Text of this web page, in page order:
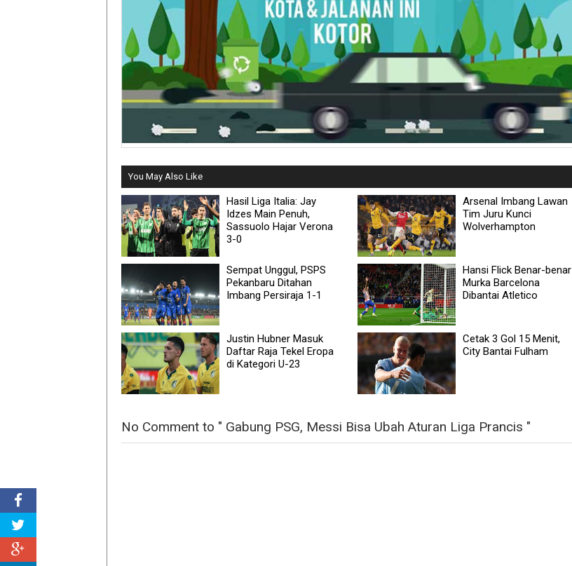
You May Also Like
Hasil Liga Italia: Jay
Idzes Main Penuh,
Sassuolo Hajar Verona
3-0
Arsenal Imbang Lawan
Tim Juru Kunci
Wolverhampton
Sempat Unggul, PSPS
Pekanbaru Ditahan
Imbang Persiraja 1-1
Hansi Flick Benar-benar
Murka Barcelona
Dibantai Atletico
Justin Hubner Masuk
Daftar Raja Tekel Eropa
di Kategori U-23
Cetak 3 Gol 15 Menit,
City Bantai Fulham
No Comment to " Gabung PSG, Messi Bisa Ubah Aturan Liga Prancis "